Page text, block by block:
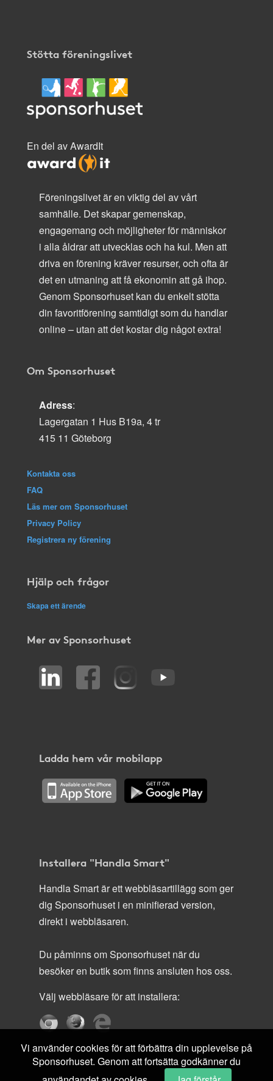
Stötta föreningslivet
En del av AwardIt
Föreningslivet är en viktig del av vårt
samhälle. Det skapar gemenskap,
engagemang och möjligheter för människor
i alla åldrar att utvecklas och ha kul. Men att
driva en förening kräver resurser, och ofta är
det en utmaning att få ekonomin att gå ihop.
Genom Sponsorhuset kan du enkelt stötta
din favoritförening samtidigt som du handlar
online – utan att det kostar dig något extra!
Om Sponsorhuset
Adress:
Lagergatan 1 Hus B19a, 4 tr
415 11 Göteborg
Kontakta oss
FAQ
Läs mer om Sponsorhuset
Privacy Policy
Registrera ny förening
Hjälp och frågor
Skapa ett ärende
Mer av Sponsorhuset
Ladda hem vår mobilapp
Installera "Handla Smart"
Handla Smart är ett webbläsartillägg som ger
dig Sponsorhuset i en minifierad version,
direkt i webbläsaren.
Du påminns om Sponsorhuset när du
besöker en butik som finns ansluten hos oss.
Välj webbläsare för att installera:
Vi använder cookies för att förbättra din upplevelse på
Sponsorhuset. Genom att fortsätta godkänner du